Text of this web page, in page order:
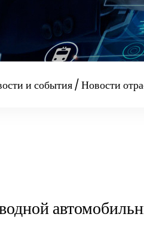
и события/Новости